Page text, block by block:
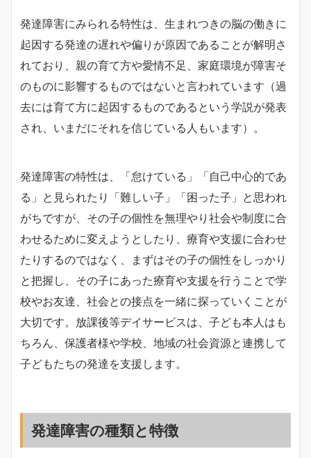
発達障害にみられる特性は、生まれつきの脳の働きに
起因する発達の遅れや偏りが原因であることが解明さ
れており、親の育て方や愛情不足、家庭環境が障害そ
のものに影響するものではないと言われています（過
去には育て方に起因するものであるという学説が発表
され、いまだにそれを信じている人もいます）。
発達障害の特性は、「怠けている」「自己中心的であ
る」と見られたり「難しい子」「困った子」と思われ
がちですが、その子の個性を無理やり社会や制度に合
わせるために変えようとしたり、療育や支援に合わせ
たりするのではなく、まずはその子の個性をしっかり
と把握し、その子にあった療育や支援を行うことで学
校やお友達、社会との接点を一緒に探っていくことが
大切です。放課後等デイサービスは、子ども本人はも
ちろん、保護者様や学校、地域の社会資源と連携して
子どもたちの発達を支援します。
発達障害の種類と特徴